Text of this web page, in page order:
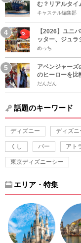
む？リアルタイ
キャステル編集部
【2026】ユニ
ッター、ジュ
めっち
アベンジャーズ
のヒーローを比
だんだん
話題のキーワード
ディズニー ディズニ
くし バー アト
東京ディズニーシー
エリア・特集